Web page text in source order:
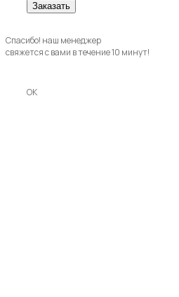
Спасибо! наш менеджер
свяжется с вами в течение 10 минут!
OK